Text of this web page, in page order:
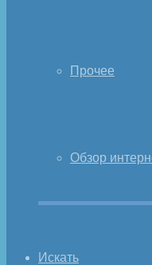
Прочее
Обзор
Искать